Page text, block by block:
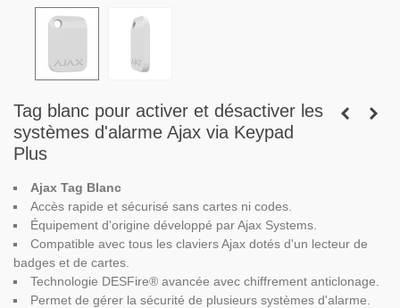
Tag blanc pour activer et désactiver les
systèmes d'alarme Ajax via Keypad
Plus
Ajax Tag Blanc
Accès rapide et sécurisé sans cartes ni codes.
Équipement d'origine développé par Ajax Systems.
Compatible avec tous les claviers Ajax dotés d'un lecteur de
badges et de cartes.
Technologie DESFire® avancée avec chiffrement anticlonage.
Permet de gérer la sécurité de plusieurs systèmes d'alarme.